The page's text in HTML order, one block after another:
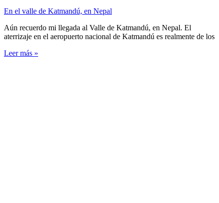
En el valle de Katmandú, en Nepal
Aún recuerdo mi llegada al Valle de Katmandú, en Nepal. El
aterrizaje en el aeropuerto nacional de Katmandú es realmente de los
Leer más »